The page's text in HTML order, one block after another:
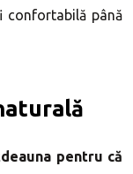
confortabilă până
pentru că